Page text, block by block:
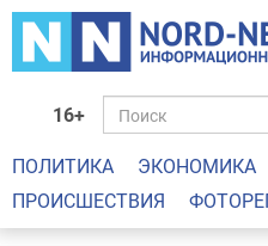
16+
ПОЛИТИКА ЭКОНОМИКА
ПРОИСШЕСТВИЯ